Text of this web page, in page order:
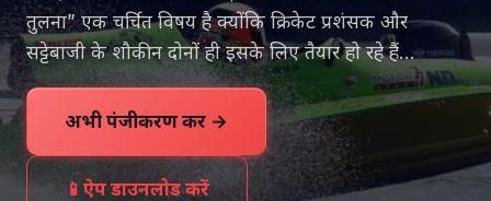
तुलना” एक चर्चित विषय है क्योंकि क्रिकेट प्रशंसक और
सट्टेबाजी के शौकीन दोनों ही इसके लिए तैयार हो रहे हैं…
अभी पंजीकरण करें →
📱 ऐप डाउनलोड करें